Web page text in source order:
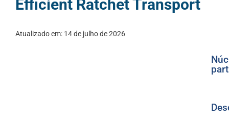
Efficient Ratchet Transport
Atualizado em: 14 de julho de 2026